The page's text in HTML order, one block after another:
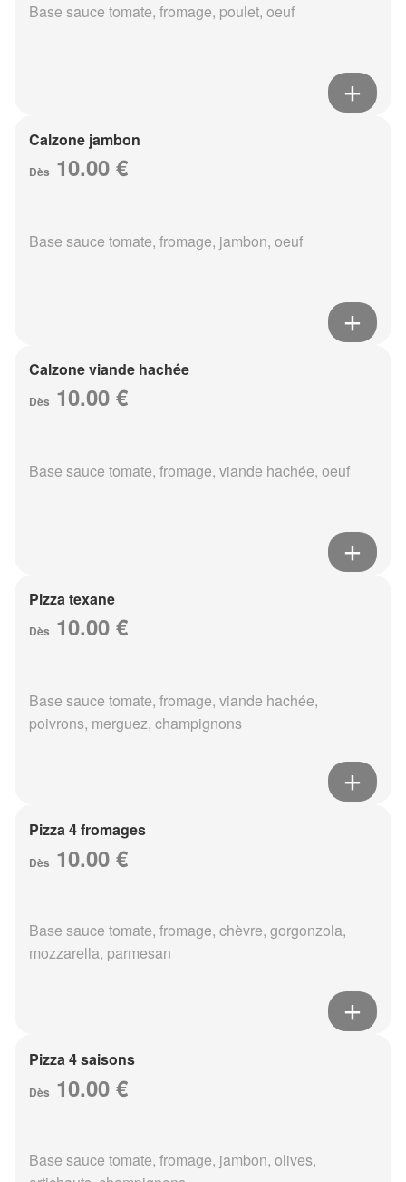
Base sauce tomate, fromage, poulet, oeuf
Calzone jambon
Dès 10.00 €
Base sauce tomate, fromage, jambon, oeuf
Calzone viande hachée
Dès 10.00 €
Base sauce tomate, fromage, viande hachée, oeuf
Pizza texane
Dès 10.00 €
Base sauce tomate, fromage, viande hachée,
poivrons, merguez, champignons
Pizza 4 fromages
Dès 10.00 €
Base sauce tomate, fromage, chèvre, gorgonzola,
mozzarella, parmesan
Pizza 4 saisons
Dès 10.00 €
Base sauce tomate, fromage, jambon, olives,